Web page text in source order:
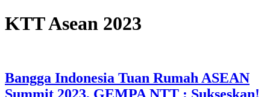
KTT Asean 2023
Bangga Indonesia Tuan Rumah ASEAN